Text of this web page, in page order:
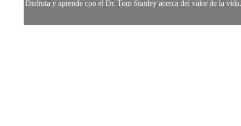
Disfruta y aprende con el Dr. Tom Stanley acerca del valor de la